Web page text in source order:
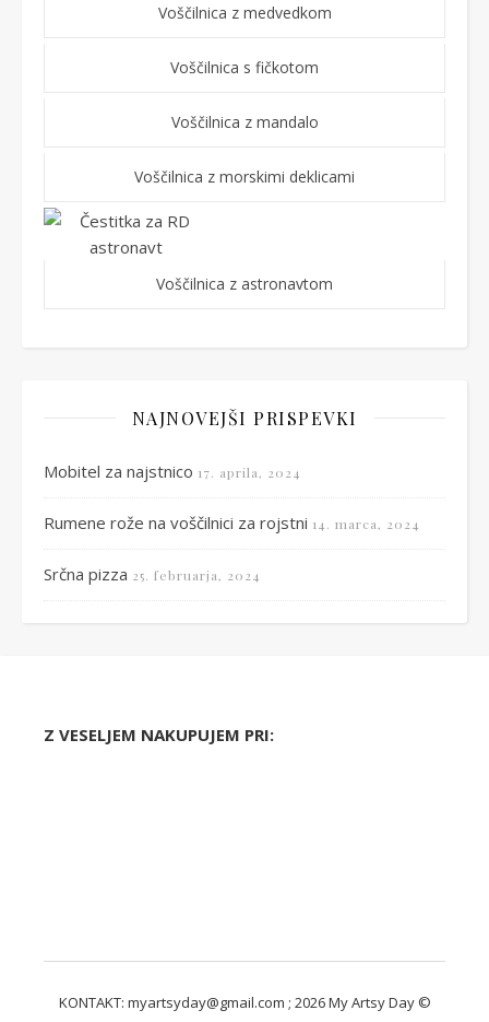
Voščilnica z medvedkom
Voščilnica s fičkotom
Voščilnica z mandalo
Voščilnica z morskimi deklicami
Voščilnica z astronavtom
NAJNOVEJŠI PRISPEVKI
Mobitel za najstnico 17. aprila, 2024
Rumene rože na voščilnici za rojstni 14. marca, 2024
Srčna pizza 25. februarja, 2024
Z VESELJEM NAKUPUJEM PRI:
KONTAKT: myartsyday@gmail.com ; 2026 My Artsy Day ©